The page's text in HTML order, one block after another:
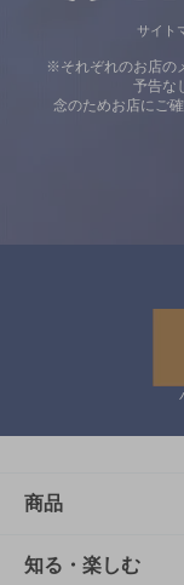
サイト
※それぞれのお店の
予告な
念のためお店にご
商品
商品TOP
知る・楽しむ